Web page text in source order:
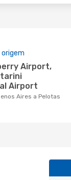
Airport
Aires a Pelotas